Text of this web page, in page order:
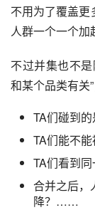
不用为了覆盖
人群一个一个加
不过并集也不
和某个品类有关”
TA们碰到的
TA们能不能
TA们看到同
合并之后，
降？……